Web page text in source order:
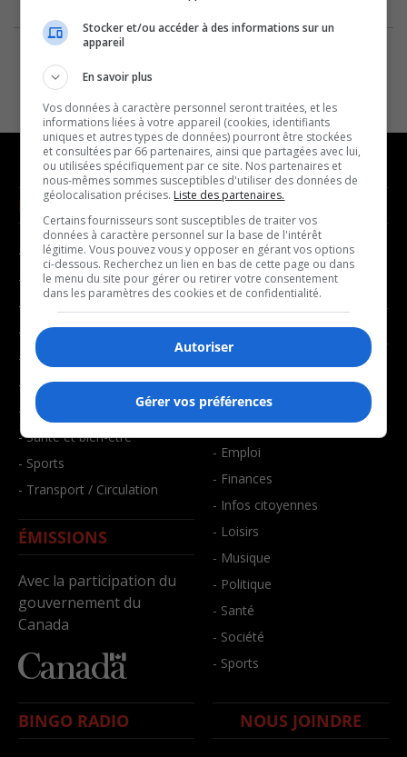
NOUVELLES
- Affaires municipales
- Communauté / Social
- Culture
- Économie
- Éducation
- Environnement
- Faits divers
- Santé et bien-être
- Sports
- Transport / Circulation
ÉMISSIONS
Avec la participation du
gouvernement du
Canada
MUSIQUE
- Décompte franco
- Joué récemment
BALADOS
- Art de vivre
- Bien-être
- Emploi
- Finances
- Infos citoyennes
- Loisirs
- Musique
- Politique
- Santé
- Société
- Sports
BINGO RADIO NOUS JOINDRE
Stocker et/ou accéder à des informations sur un
appareil
En savoir plus
Vos données à caractère personnel seront traitées, et les
informations liées à votre appareil (cookies, identifiants
uniques et autres types de données) pourront être stockées
et consultées par 66 partenaires, ainsi que partagées avec lui,
ou utilisées spécifiquement par ce site. Nos partenaires et
nous-mêmes sommes susceptibles d'utiliser des données de
géolocalisation précises. Liste des partenaires.
Certains fournisseurs sont susceptibles de traiter vos
données à caractère personnel sur la base de l'intérêt
légitime. Vous pouvez vous y opposer en gérant vos options
ci-dessous. Recherchez un lien en bas de cette page ou dans
le menu du site pour gérer ou retirer votre consentement
dans les paramètres des cookies et de confidentialité.
Autoriser
Gérer vos préférences